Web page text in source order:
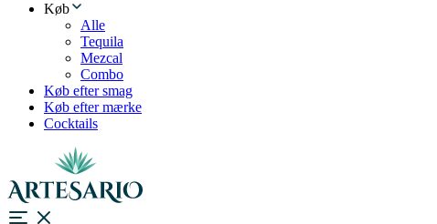
Køb
Alle
Tequila
Mezcal
Combo
Køb efter smag
Køb efter mærke
Cocktails